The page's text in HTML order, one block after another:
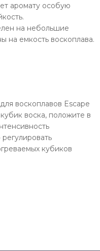
аромату особую
на небольшие
на емкость воскоплава.
воскоплавов Escape
воска, положите в
кубиков